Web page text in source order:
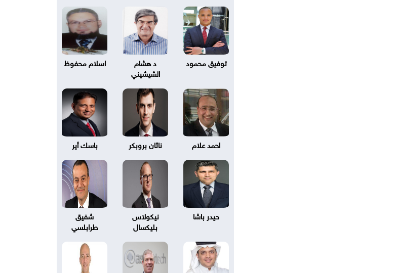
توفيق محمود
د هشام
الشيشيني
اسلام محفوظ
احمد علام ناثان بروبكر باسك أير
حيدر باشا
نيكولاس
بليكسال
شفيق
طرابلسي